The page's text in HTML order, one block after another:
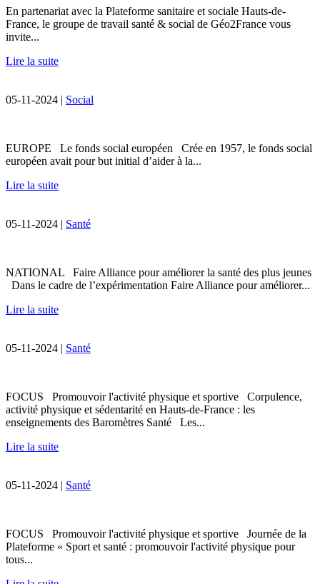
En partenariat avec la Plateforme sanitaire et sociale Hauts-de-
France, le groupe de travail santé & social de Géo2France vous
invite...
Lire la suite
05-11-2024 | Social
EUROPE Le fonds social européen Crée en 1957, le fonds social
européen avait pour but initial d’aider à la...
Lire la suite
05-11-2024 | Santé
NATIONAL Faire Alliance pour améliorer la santé des plus jeunes
Dans le cadre de l’expérimentation Faire Alliance pour améliorer...
Lire la suite
05-11-2024 | Santé
FOCUS Promouvoir l'activité physique et sportive Corpulence,
activité physique et sédentarité en Hauts-de-France : les
enseignements des Baromètres Santé Les...
Lire la suite
05-11-2024 | Santé
FOCUS Promouvoir l'activité physique et sportive Journée de la
Plateforme « Sport et santé : promouvoir l'activité physique pour
tous...